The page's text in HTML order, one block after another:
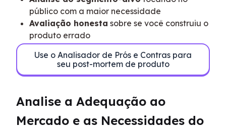
público com a maior necessidade
Avaliação honesta sobre se você construiu o
produto errado
Use o Analisador de Prós e Contras para
seu post-mortem de produto
Analise a Adequação ao
Mercado e as Necessidades do